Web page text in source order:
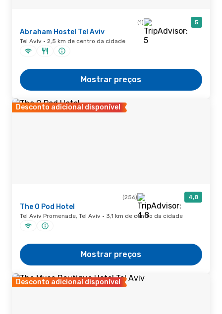
(1) 5
Abraham Hostel Tel Aviv
Tel Aviv · 2,5 km de centro da cidade
Mostrar preços
Desconto adicional disponível
(256) 4,8
The O Pod Hotel
Tel Aviv Promenade, Tel Aviv · 3,1 km de centro da cidade
Mostrar preços
Desconto adicional disponível